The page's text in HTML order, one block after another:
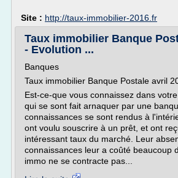
Site : http://taux-immobilier-2016.fr
Taux immobilier Banque
- Evolution ...
Banques
Taux immobilier Banque Postale avril
Est-ce-que vous connaissez dans
qui se sont fait arnaquer par une
connaissances se sont rendus à
ont voulu souscrire à un prêt, et ont
intéressant taux du marché. Leur
connaissances leur a coûté beaucoup
immo ne se contracte pas...